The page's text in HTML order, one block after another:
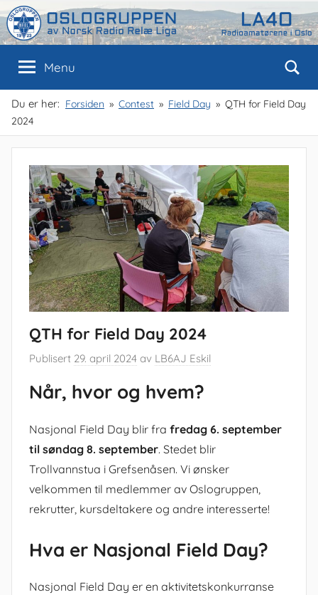
Skip
to
content
Oslogruppen
av
NRRL
Oslo
Menu
Du er her: Forsiden Contest Field Day
QTH for Field Day
2024
QTH for Field Day 2024
Publisert 29. april 2024 av LB6AJ Eskil
Når, hvor og hvem?
Nasjonal Field Day blir fra fredag 6. september
til søndag 8. september. Stedet blir
Trollvannstua i Grefsenåsen. Vi ønsker
velkommen til medlemmer av Oslogruppen,
rekrutter, kursdeltakere og andre interesserte!
Hva er Nasjonal Field Day?
Nasjonal Field Day er en aktivitetskonkurranse